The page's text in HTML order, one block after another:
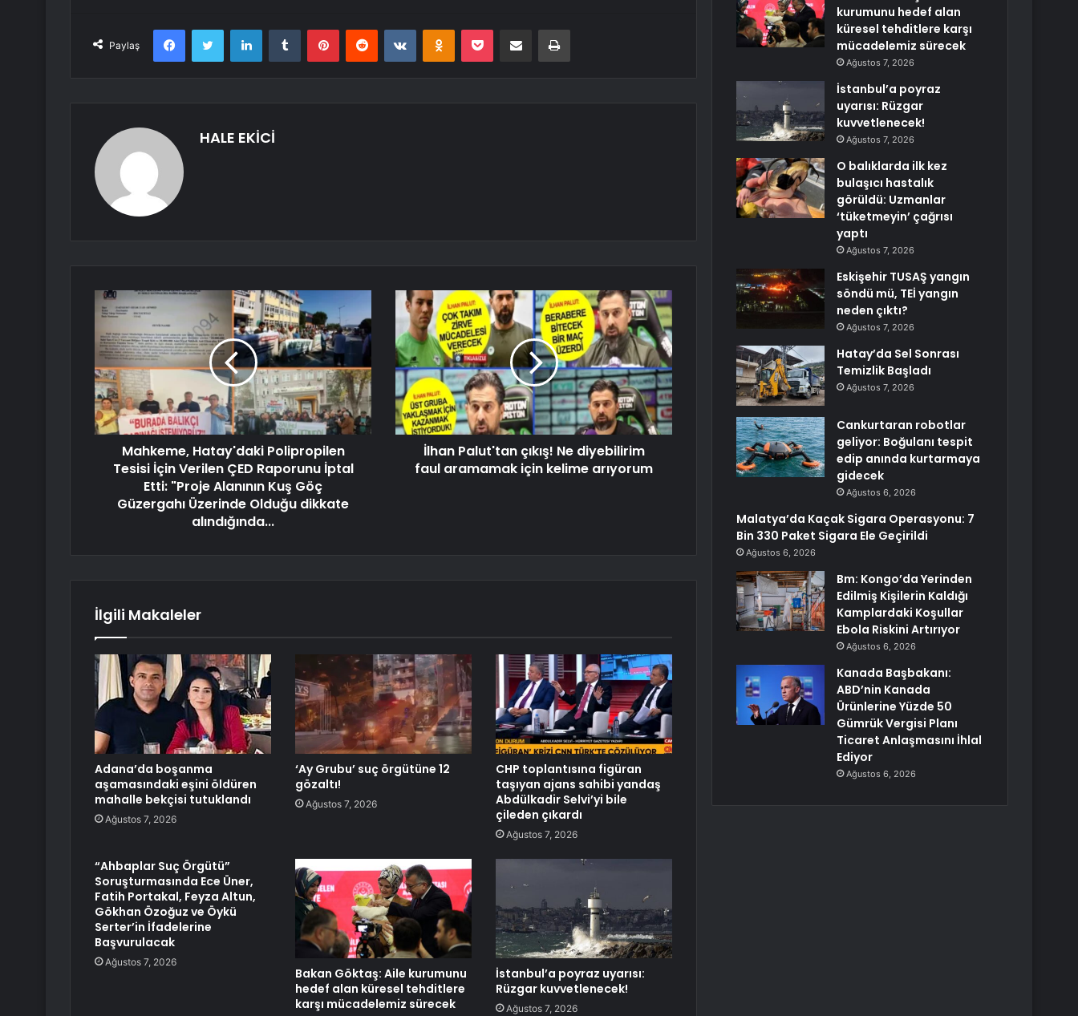
Paylaş
FacebookTwitter LinkedInTumblr PinterestReddit VKontakteOdnoklassniki
Pocket E-Posta ile paylaş Yazdır
HALE EKİCİ
Mahkeme, Hatay'daki Polipropilen
Tesisi İçin Verilen ÇED Raporunu İptal
Etti: "Proje Alanının Kuş Göç
Güzergahı Üzerinde Olduğu dikkate
alındığında...
İlhan Palut'tan çıkış! Ne diyebilirim
faul aramamak için kelime arıyorum
İlgili Makaleler
Adana’da boşanma
aşamasındaki eşini öldüren
mahalle bekçisi tutuklandı
Ağustos 7, 2026
‘Ay Grubu’ suç örgütüne 12
gözaltı!
Ağustos 7, 2026
CHP toplantısına figüran
taşıyan ajans sahibi yandaş
Abdülkadir Selvi’yi bile
çileden çıkardı
Ağustos 7, 2026
“Ahbaplar Suç Örgütü”
Soruşturmasında Ece Üner,
Fatih Portakal, Feyza Altun,
Gökhan Özoğuz ve Öykü
Serter’in İfadelerine
Başvurulacak
Ağustos 7, 2026
Bakan Göktaş: Aile kurumunu
hedef alan küresel tehditlere
karşı mücadelemiz sürecek
İstanbul’a poyraz uyarısı:
Rüzgar kuvvetlenecek!
Ağustos 7, 2026
kurumunu hedef alan
küresel tehditlere karşı
mücadelemiz sürecek
Ağustos 7, 2026
İstanbul’a poyraz
uyarısı: Rüzgar
kuvvetlenecek!
Ağustos 7, 2026
O balıklarda ilk kez
bulaşıcı hastalık
görüldü: Uzmanlar
‘tüketmeyin’ çağrısı
yaptı
Ağustos 7, 2026
Eskişehir TUSAŞ yangın
söndü mü, TEİ yangın
neden çıktı?
Ağustos 7, 2026
Hatay’da Sel Sonrası
Temizlik Başladı
Ağustos 7, 2026
Cankurtaran robotlar
geliyor: Boğulanı tespit
edip anında kurtarmaya
gidecek
Ağustos 6, 2026
Malatya’da Kaçak Sigara Operasyonu: 7
Bin 330 Paket Sigara Ele Geçirildi
Ağustos 6, 2026
Bm: Kongo’da Yerinden
Edilmiş Kişilerin Kaldığı
Kamplardaki Koşullar
Ebola Riskini Artırıyor
Ağustos 6, 2026
Kanada Başbakanı:
ABD’nin Kanada
Ürünlerine Yüzde 50
Gümrük Vergisi Planı
Ticaret Anlaşmasını İhlal
Ediyor
Ağustos 6, 2026